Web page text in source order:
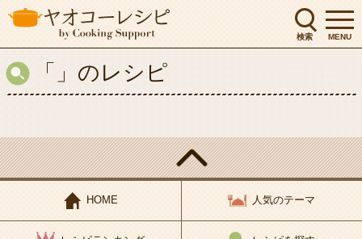
検索 MENU
会社概要 IR投資家情報
閉じる
「」のレシピ
HOME 人気のテーマ